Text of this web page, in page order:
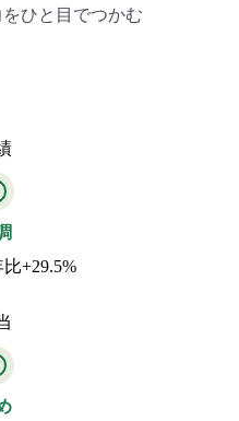
ひと目でつかむ
+29.5%